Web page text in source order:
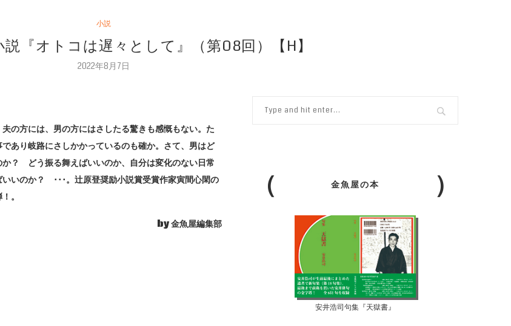
小説
『オトコは遅々として』（第08回）【H】
2022年8月7日
の方には、男の方にはさしたる驚きも感慨もない。た
あり岐路にさしかかっているのも確か。さて、男はど
か？ どう振る舞えばいいのか、自分は変化のない日常
いいのか？ ･･･。辻原登奨励小説賞受賞作家寅間心閑の
。
by 金魚屋編集部
金魚屋の本
安井浩司句集『天獄書』